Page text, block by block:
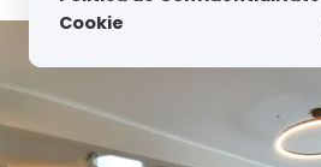
Cookie